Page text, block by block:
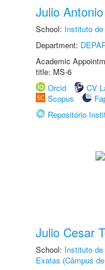
Julio
School: Instituto
Department:
Academic
title: MS-6
Orcid
CV
Scopus
Repositório
Julio Cesar
School: Instituto
Exatas (Câmpus